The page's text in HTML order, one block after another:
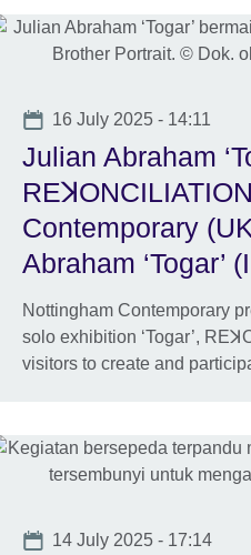
Date
16 July 2025 - 14:11
Julian Abraham
Contemporary
Abraham ‘Togar’
Nottingham Contemporary
solo exhibition ‘Togar’,
visitors to create and
Date
14 July 2025 - 17:14